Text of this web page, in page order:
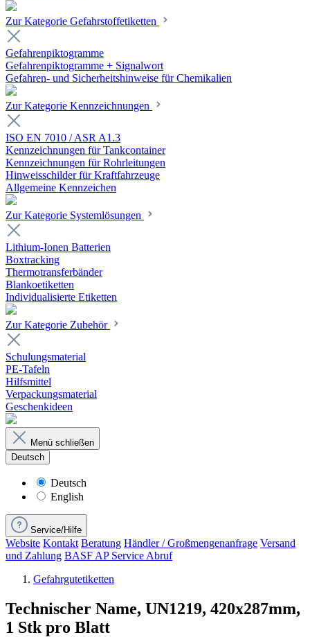
Zur Kategorie Gefahrstoffetiketten
Gefahrenpiktogramme
Gefahrenpiktogramme + Signalwort
Gefahren- und Sicherheitshinweise für Chemikalien
Zur Kategorie Kennzeichnungen
ISO EN 7010 / ASR A1.3
Kennzeichnungen für Tankcontainer
Kennzeichnungen für Rohrleitungen
Hinweisschilder für Kraftfahrzeuge
Allgemeine Kennzeichen
Zur Kategorie Systemlösungen
Lithium-Ionen Batterien
Boxtracking
Thermotransferbänder
Blankoetiketten
Individualisierte Etiketten
Zur Kategorie Zubehör
Schulungsmaterial
PE-Tafeln
Hilfsmittel
Verpackungsmaterial
Geschenkideen
Menü schließen
Deutsch
Deutsch
English
Service/Hilfe
Website Kontakt Beratung Händler / Großmengenanfrage Versand
und Zahlung BASF AP Service Abruf
Gefahrgutetiketten
Technischer Name, UN1219, 420x287mm,
1 Stk pro Blatt